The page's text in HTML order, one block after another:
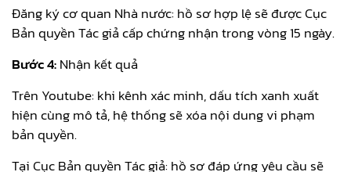
Đăng ký cơ quan Nhà nước: hồ sơ hợp lệ sẽ được Cục
Bản quyền Tác giả cấp chứng nhận trong vòng 15 ngày.
Bước 4:Nhận kết quả
Trên Youtube: khi kênh xác minh, dấu tích xanh xuất
hiện cùng mô tả, hệ thống sẽ xóa nội dung vi phạm
bản quyền.
Tại Cục Bản quyền Tác giả: hồ sơ đáp ứng yêu cầu sẽ